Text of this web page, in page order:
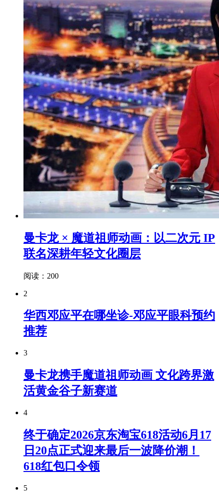
曼卡龙 × 魔道祖师动画：以二次元 IP
联名深耕年轻文化圈层
阅读：200
2
华西邓应平在哪坐诊-邓应平眼科预约
推荐
3
曼卡龙携手魔道祖师动画 文化跨界激
活黄金谷子新赛道
4
终于确定2026京东淘宝618活动6月17
日20点正式迎来最后一波降价潮！
618红包口令领
5